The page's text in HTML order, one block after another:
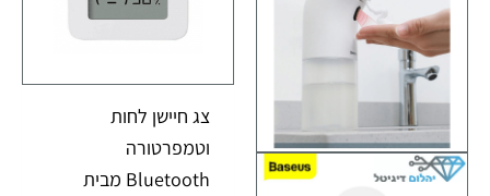
צג חיישן לחות
וטמפרטורה
Bluetooth מבית